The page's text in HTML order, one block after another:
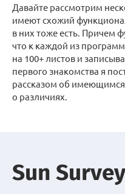
Давайте рассмотрим
имеют схожий
в них тоже есть. Причем
что к каждой из
на 100+ листов и
первого знакомства я
рассказом об
о различиях.
Sun